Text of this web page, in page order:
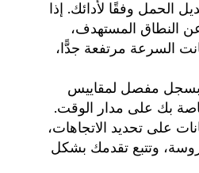
الحمل وفقًا لأدائك. إذا
النطاق المستهدف،
السرعة مرتفعة جدًّا،
مفصل لمقاييس
بك على مدار الوقت.
على تحديد الاتجاهات،
وتتبع تقدمك بشكل